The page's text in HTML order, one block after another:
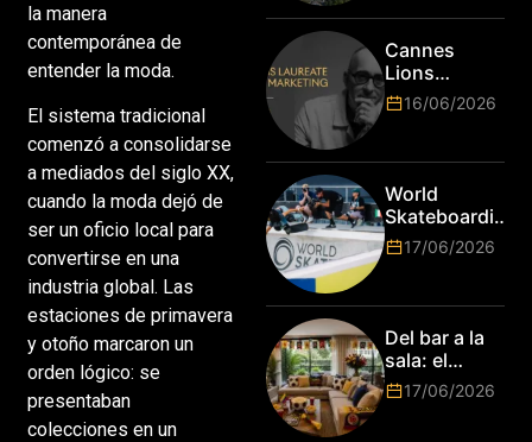
la manera
contemporánea de
entender la moda.
El sistema tradicional
comenzó a consolidarse
a mediados del siglo XX,
cuando la moda dejó de
ser un oficio local para
convertirse en una
industria global. Las
estaciones de primavera
y otoño marcaron un
orden lógico: se
presentaban
colecciones en un
es hora de
subir de
nivel! Las
marcas más
top del
Cannes
Lions
anuncia a
Jim Stengel
primer Lions
Laureate for
Marketing
16/06/2026
World
Skateboarding
Tour:
¡Resultados
Mundo de
Park de Roma
2026!
17/06/2026
Del bar a la
sala: el
Mundial
2026 vuelve
17/06/2026